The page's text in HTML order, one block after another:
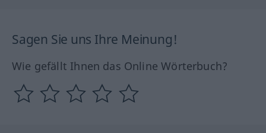
Sagen Sie uns Ihre Meinung!
Wie gefällt Ihnen das Online Wörterbuch?